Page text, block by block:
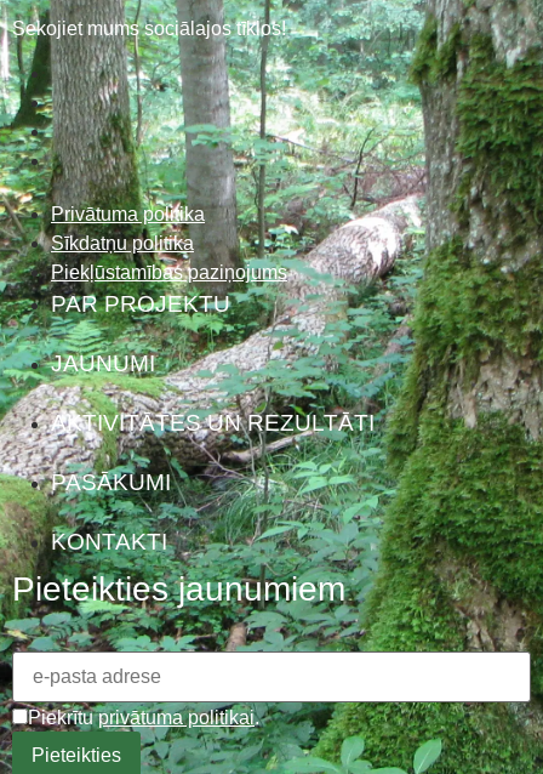
Sekojiet mums sociālajos tīklos!
Privātuma politika
Sīkdatņu politika
Piekļūstamības paziņojums
PAR PROJEKTU
JAUNUMI
AKTIVITĀTES UN REZULTĀTI
PASĀKUMI
KONTAKTI
Pieteikties jaunumiem
Piekrītuprivātuma politikai.